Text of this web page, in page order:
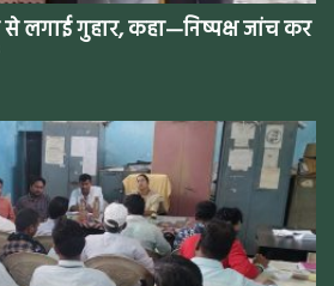
लगाई गुहार, कहा—निष्पक्ष जांच कर